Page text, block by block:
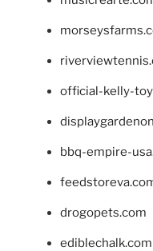
official-kelly-
bbq-empire-
drogopets.com
ediblechalk.com